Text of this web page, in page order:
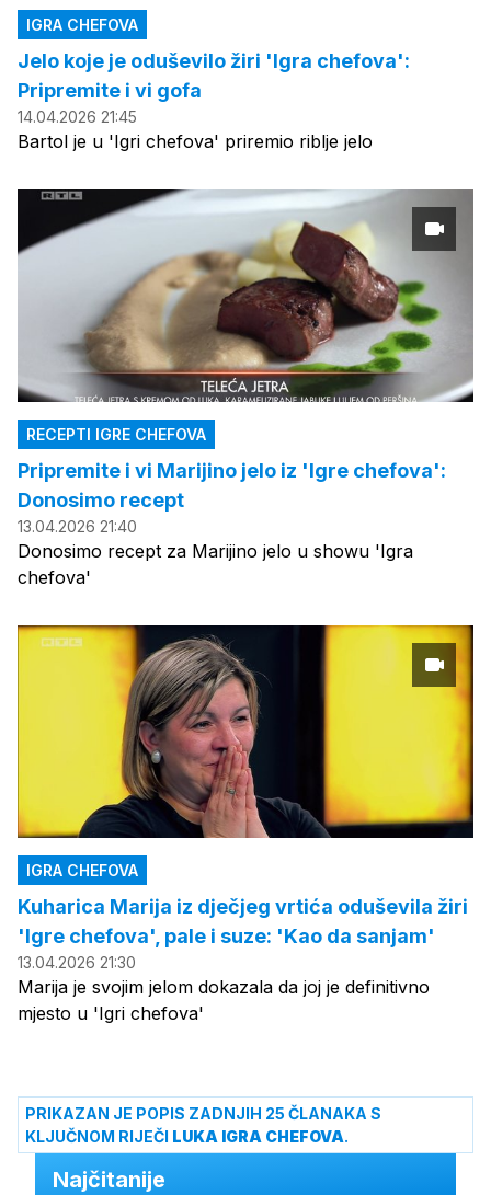
IGRA CHEFOVA
Jelo koje je oduševilo žiri 'Igra chefova':
Pripremite i vi gofa
14.04.2026 21:45
Bartol je u 'Igri chefova' priremio riblje jelo
RECEPTI IGRE CHEFOVA
Pripremite i vi Marijino jelo iz 'Igre chefova':
Donosimo recept
13.04.2026 21:40
Donosimo recept za Marijino jelo u showu 'Igra
chefova'
IGRA CHEFOVA
Kuharica Marija iz dječjeg vrtića oduševila žiri
'Igre chefova', pale i suze: 'Kao da sanjam'
13.04.2026 21:30
Marija je svojim jelom dokazala da joj je definitivno
mjesto u 'Igri chefova'
PRIKAZAN JE POPIS ZADNJIH 25 ČLANAKA S
KLJUČNOM RIJEČI LUKA IGRA CHEFOVA.
Najčitanije